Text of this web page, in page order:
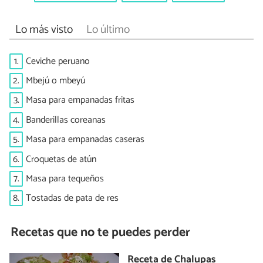
Lo más visto Lo último
1. Ceviche peruano
2. Mbejú o mbeyú
3. Masa para empanadas fritas
4. Banderillas coreanas
5. Masa para empanadas caseras
6. Croquetas de atún
7. Masa para tequeños
8. Tostadas de pata de res
Recetas que no te puedes perder